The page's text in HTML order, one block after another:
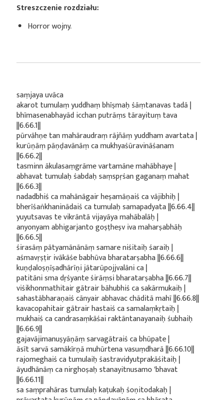
Streszczenie rozdziału:
Horror wojny.
saṃjaya uvāca
akarot tumulaṃ yuddhaṃ bhīṣmaḥ śāṃtanavas tadā |
bhīmasenabhayād icchan putrāṃs tārayituṃ tava
||6.66.1||
pūrvāhṇe tan mahāraudraṃ rājñāṃ yuddham avartata |
kurūṇāṃ pāṇḍavānāṃ ca mukhyaśūravināśanam
||6.66.2||
tasminn ākulasaṃgrāme vartamāne mahābhaye |
abhavat tumulaḥ śabdaḥ saṃspṛśan gaganaṃ mahat
||6.66.3||
nadadbhiś ca mahānāgair heṣamāṇaiś ca vājibhiḥ |
bherīśaṅkhaninādaiś ca tumulaḥ samapadyata ||6.66.4||
yuyutsavas te vikrāntā vijayāya mahābalāḥ |
anyonyam abhigarjanto goṣṭheṣv iva maharṣabhāḥ
||6.66.5||
śirasāṃ pātyamānānāṃ samare niśitaiḥ śaraiḥ |
aśmavṛṣṭir ivākāśe babhūva bharatarṣabha ||6.66.6||
kuṇḍaloṣṇīṣadhārīṇi jātarūpojjvalāni ca |
patitāni sma dṛśyante śirāṃsi bharatarṣabha ||6.66.7||
viśikhonmathitair gātrair bāhubhiś ca sakārmukaiḥ |
sahastābharaṇaiś cānyair abhavac chāditā mahī ||6.66.8||
kavacopahitair gātrair hastaiś ca samalaṃkṛtaiḥ |
mukhaiś ca candrasaṃkāśai raktāntanayanaiḥ śubhaiḥ
||6.66.9||
gajavājimanuṣyāṇāṃ sarvagātraiś ca bhūpate |
āsīt sarvā samākīrṇā muhūrtena vasuṃdharā ||6.66.10||
rajomeghaiś ca tumulaiḥ śastravidyutprakāśitaiḥ |
āyudhānāṃ ca nirghoṣaḥ stanayitnusamo 'bhavat
||6.66.11||
sa saṃprahāras tumulaḥ kaṭukaḥ śoṇitodakaḥ |